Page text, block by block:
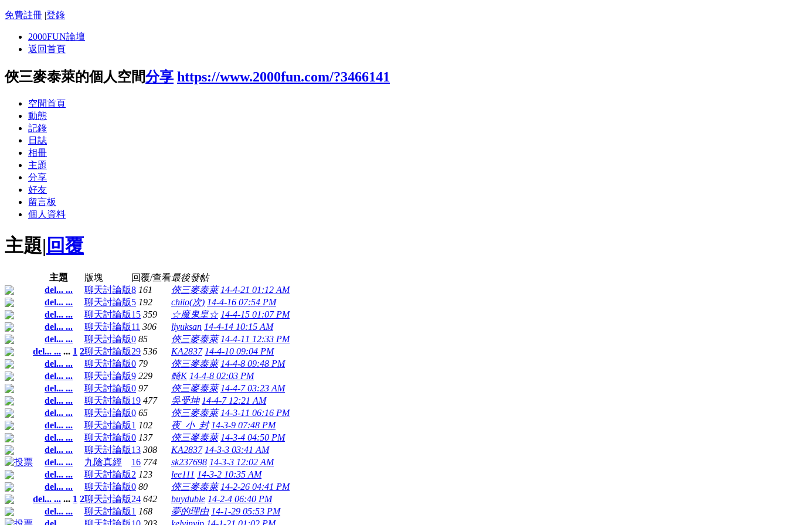
免費註冊 |登錄
2000FUN論壇
返回首頁
俠三麥泰萊的個人空間分享 https://www.2000fun.com/?3466141
空間首頁
動態
記錄
日誌
相冊
主題
分享
好友
留言板
個人資料
主題| 回覆
主題 版塊 回覆/查看最後發帖
del... ...
聊天討論版8 161 俠三麥泰萊 14-4-21 01:12 AM
del... ...
聊天討論版5 192 chiio(次) 14-4-16 07:54 PM
del... ...
聊天討論版15 359 ☆魔鬼皇☆ 14-4-15 01:07 PM
del... ...
聊天討論版11 306 liyuksan 14-4-14 10:15 AM
del... ...
聊天討論版0 85 俠三麥泰萊 14-4-11 12:33 PM
del... ... ... 1 2聊天討論版29 536 KA2837 14-4-10 09:04 PM
del... ...
聊天討論版0 79 俠三麥泰萊 14-4-8 09:48 PM
del... ...
聊天討論版9 229 畸K 14-4-8 02:03 PM
del... ...
聊天討論版0 97 俠三麥泰萊 14-4-7 03:23 AM
del... ...
聊天討論版19 477 吳受坤 14-4-7 12:21 AM
del... ...
聊天討論版0 65 俠三麥泰萊 14-3-11 06:16 PM
del... ...
聊天討論版1 102 夜_小_封 14-3-9 07:48 PM
del... ...
聊天討論版0 137 俠三麥泰萊 14-3-4 04:50 PM
del... ...
聊天討論版13 308 KA2837 14-3-3 03:41 AM
del... ...
九陰真經 16 774 sk237698 14-3-3 12:02 AM
del... ...
聊天討論版2 123 lee111 14-3-2 10:35 AM
del... ...
聊天討論版0 80 俠三麥泰萊 14-2-26 04:41 PM
del... ... ... 1 2聊天討論版24 642 buyduble 14-2-4 06:40 PM
del... ...
聊天討論版1 168 夢的理由 14-1-29 05:53 PM